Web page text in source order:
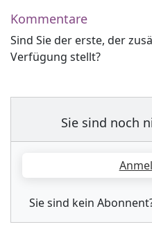
Kommentare
Sind Sie der erste, der
Verfügung stellt?
Sie sind noch
Sie sind kein